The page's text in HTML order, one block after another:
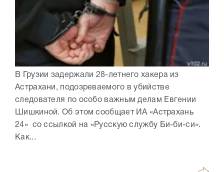
В Грузии задержали 28-летнего хакера из
Астрахани, подозреваемого в убийстве
следователя по особо важным делам Евгении
Шишкиной. Об этом сообщает ИА «Астрахань
24» со ссылкой на «Русскую службу Би-би-си».
Как...